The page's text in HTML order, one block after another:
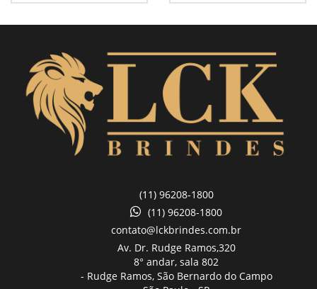
(11) 96208-1800
(11) 96208-1800
contato@lckbrindes.com.br
Av. Dr. Rudge Ramos,320
8° andar, sala 802
- Rudge Ramos, São Bernardo do Campo